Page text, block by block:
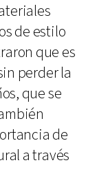
de estilo
que es
perder la
que se
de
a través